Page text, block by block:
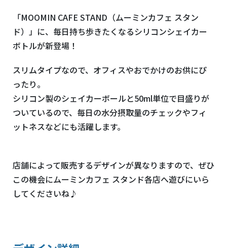
「MOOMIN CAFE STAND（ムーミンカフェ スタン
ド）」に、毎日持ち歩きたくなるシリコンシェイカー
ボトルが新登場！
スリムタイプなので、オフィスやおでかけのお供にぴ
ったり。
シリコン製のシェイカーボールと50ml単位で目盛りが
ついているので、毎日の水分摂取量のチェックやフィ
ットネスなどにも活躍します。
店舗によって販売するデザインが異なりますので、ぜひ
この機会にムーミンカフェ スタンド各店へ遊びにいら
してくださいね♪